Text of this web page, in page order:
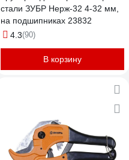
стали ЗУБР Нерж-32 4-32 мм,
на подшипниках 23832
4.3(90)
В корзину